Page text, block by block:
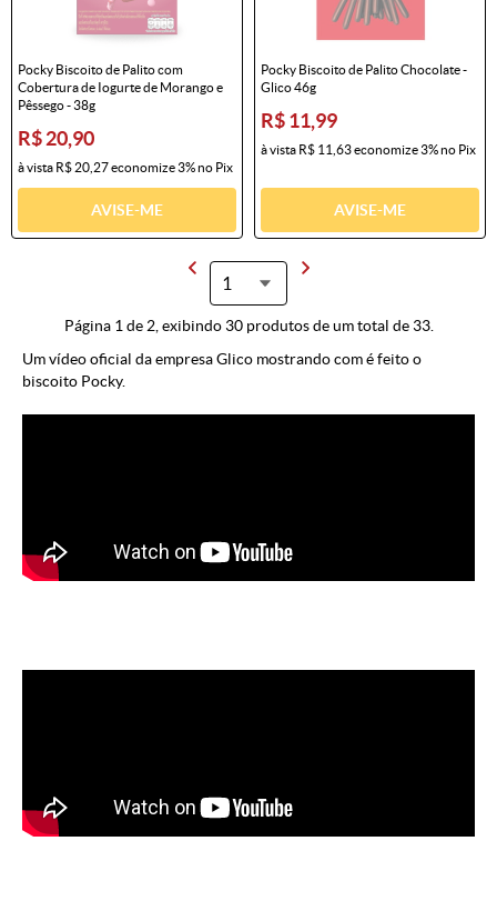
Pocky Biscoito de Palito com
Cobertura de Iogurte de Morango e
Pêssego - 38g
R$ 20,90
à vista R$ 20,27economize3%no Pix
AVISE-ME
Pocky Biscoito de Palito Chocolate -
Glico 46g
R$ 11,99
à vista R$ 11,63economize3%no Pix
AVISE-ME
Página 1 de 2, exibindo 30 produtos de um total de 33.
Um vídeo oficial da empresa Glico mostrando com é feito o
biscoito Pocky.